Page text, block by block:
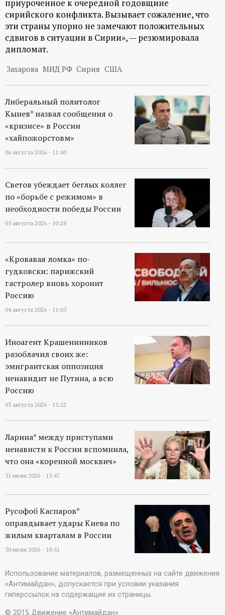
л
приуроченное к очередной годовщине
сирийского конфликта. Вызывает сожаление, что
эти страны упорно не замечают положительных
сдвигов в ситуации в Сирии», — резюмировала
дипломат.
Захарова МИД РФ Сирия США
Либеральный политолог
Кынев* назвал сообщения о
«кризисе» в России
«хайпожорстовм»
06 августа 2026 - 11:40
Светов убеждает беглых коллег
по «борьбе с режимом» в
необходиости победы России
05 августа 2026 - 10:28
«Кровавая ломка» по-
гудковски: парижский
гастролер вновь хоронит
Россию
04 августа 2026 - 11:05
Иноагент Крашенинников
разоблачил своих же:
эмигрантская оппозиция
ненавидит не Путина, а всю
Россию
03 августа 2026 - 15:22
Ларина* между приступами
ненависти к России вспомнила,
что она «коренной москвич»
31 июля 2026 - 13:47
Русофоб Каспаров*
оправдывает удары Киева по
жилым кварталам в России
30 июля 2026 - 10:51
Использование материалов, размещенных на сайте движения
«Антимайдан», допускается при условии указания
гиперссылок на содержащие их страницы.
© 2015 Движение «Антимайдан»